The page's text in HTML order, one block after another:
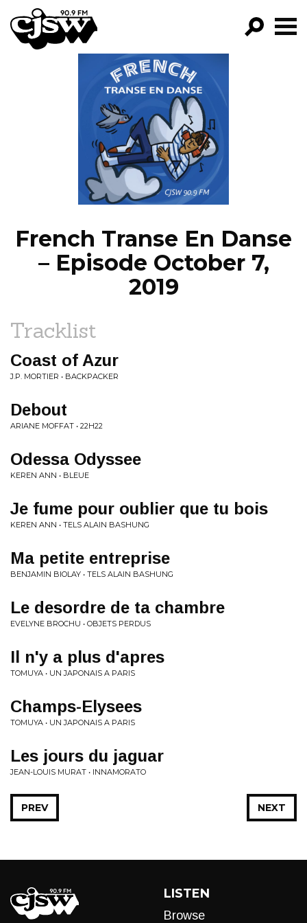
CJSW
PROGRAMS
EPISODES
NEWS
French Transe En Danse
– Episode October 7,
2019
Tracklist
Coast of Azur
J.P. MORTIER • BACKPACKER
Debout
ARIANE MOFFAT • 22H22
Odessa Odyssee
KEREN ANN • BLEUE
Je fume pour oublier que tu bois
KEREN ANN • TELS ALAIN BASHUNG
Ma petite entreprise
BENJAMIN BIOLAY • TELS ALAIN BASHUNG
Le desordre de ta chambre
EVELYNE BROCHU • OBJETS PERDUS
Il n'y a plus d'apres
TOMUYA • UN JAPONAIS A PARIS
Champs-Elysees
TOMUYA • UN JAPONAIS A PARIS
Les jours du jaguar
JEAN-LOUIS MURAT • INNAMORATO
NEXT
PREV
LISTEN
Browse